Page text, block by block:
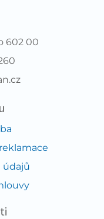
602 00
údajů